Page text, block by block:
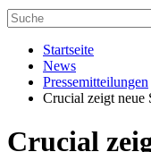
Startseite
News
Pressemitteilungen
Crucial zeigt neue
Crucial